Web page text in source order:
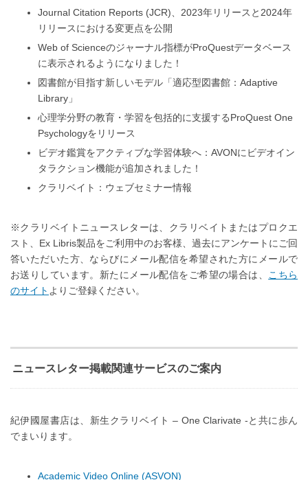
Journal Citation Reports (JCR)、2023年リリースと2024年
リリースにおける変更点を公開
Web of Scienceのジャーナル指標がProQuestデータベース
に表示されるようになりました！
図書館が目指す新しいモデル「適応型図書館：Adaptive
Library」
心理学分野の教育・学習を包括的に支援するProQuest One
Psychologyをリリース
ビデオ鑑賞をアクティブな学習体験へ：AVONにビデオイン
タラクション機能が追加されました！
クラリベイト：ウェブセミナー情報
※クラリベイトニュースレターは、クラリベイトまたはプロクエ
スト、Ex Libris製品をご利用中のお客様、過去にアンケートにご回
答いただいた方、ならびにメール配信を希望された方にメールで
お送りしています。新たにメール配信をご希望の場合は、
こちら
のサイト よりご登録ください。
ニュースレター掲載関連サービスのご案内
紀伊國屋書店は、新生クラリベイト – One Clarivate -と共に歩ん
でまいります。
Academic Video Online (ASVON)